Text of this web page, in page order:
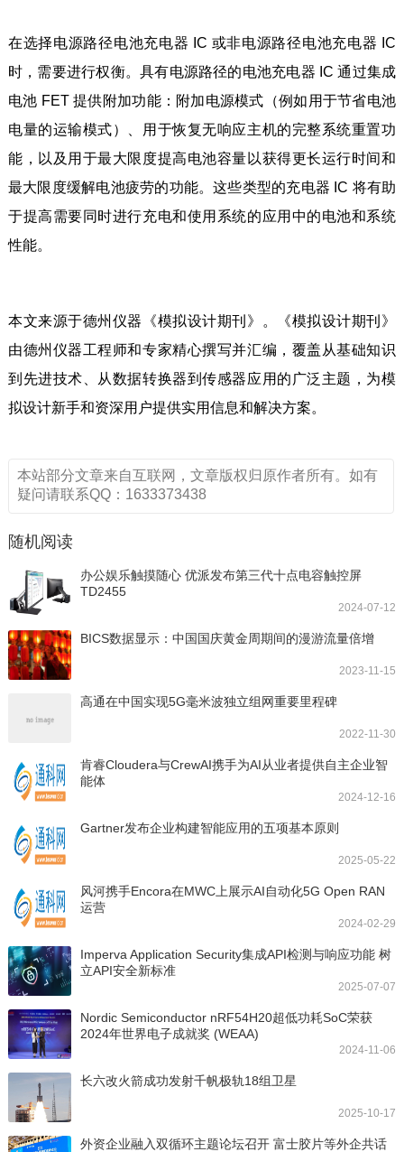
在选择电源路径电池充电器 IC 或非电源路径电池充电器 IC
时，需要进行权衡。具有电源路径的电池充电器 IC 通过集成
电池 FET 提供附加功能：附加电源模式（例如用于节省电池
电量的运输模式）、用于恢复无响应主机的完整系统重置功
能，以及用于最大限度提高电池容量以获得更长运行时间和
最大限度缓解电池疲劳的功能。这些类型的充电器 IC 将有助
于提高需要同时进行充电和使用系统的应用中的电池和系统
性能。
本文来源于德州仪器《模拟设计期刊》。《模拟设计期刊》
由德州仪器工程师和专家精心撰写并汇编，覆盖从基础知识
到先进技术、从数据转换器到传感器应用的广泛主题，为模
拟设计新手和资深用户提供实用信息和解决方案。
本站部分文章来自互联网，文章版权归原作者所有。如有
疑问请联系QQ：1633373438
随机阅读
办公娱乐触摸随心 优派发布第三代十点电容触控屏
TD2455
2024-07-12
BICS数据显示：中国国庆黄金周期间的漫游流量倍增
2023-11-15
高通在中国实现5G毫米波独立组网重要里程碑
2022-11-30
肯睿Cloudera与CrewAI携手为AI从业者提供自主企业智
能体
2024-12-16
Gartner发布企业构建智能应用的五项基本原则
2025-05-22
风河携手Encora在MWC上展示AI自动化5G Open RAN
运营
2024-02-29
Imperva Application Security集成API检测与响应功能 树
立API安全新标准
2025-07-07
Nordic Semiconductor nRF54H20超低功耗SoC荣获
2024年世界电子成就奖 (WEAA)
2024-11-06
长六改火箭成功发射千帆极轨18组卫星
2025-10-17
外资企业融入双循环主题论坛召开 富士胶片等外企共话